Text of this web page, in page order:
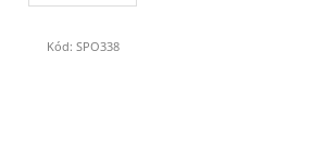
Kód: SPO338